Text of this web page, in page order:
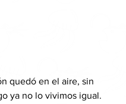
quedó en el aire, sin
ya no lo vivimos igual.